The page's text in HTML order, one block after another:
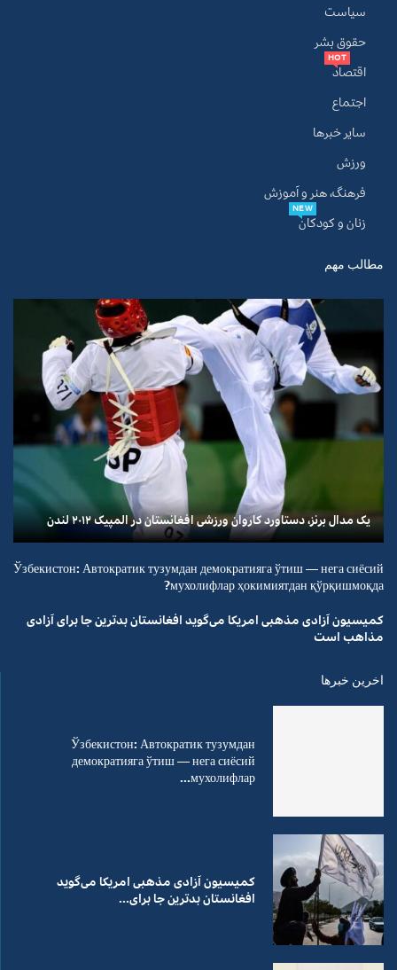
سیاست
حقوق بشر
اقتصاد
HOT
اجتماع
سایر خبرها
ورزش
فرهنگ، هنر و آموزش
زنان و کودکان
NEW
مطالب مهم
یک مدال برنز، دستاورد کاروان ورزشی افغانستان در المپیک ۲۰۱۲ لندن
Ўзбекистон: Автократик тузумдан демократияга ўтиш — нега сиёсий
мухолифлар ҳокимиятдан қўрқишмоқда?
کمیسیون آزادی مذهبی امریکا می‌گوید افغانستان بدترین جا برای آزادی
مذاهب است
اخرین خبرها
Ўзбекистон: Автократик тузумдан
демократияга ўтиш — нега сиёсий
мухолифлар...
کمیسیون آزادی مذهبی امریکا می‌گوید
افغانستان بدترین جا برای...